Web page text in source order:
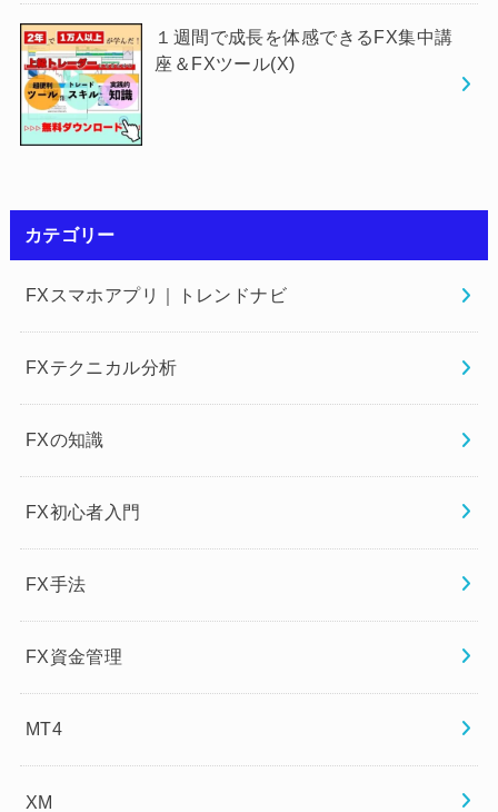
１週間で成長を体感できるFX集中講
座＆FXツール(X)
カテゴリー
FXスマホアプリ｜トレンドナビ
FXテクニカル分析
FXの知識
FX初心者入門
FX手法
FX資金管理
MT4
XM